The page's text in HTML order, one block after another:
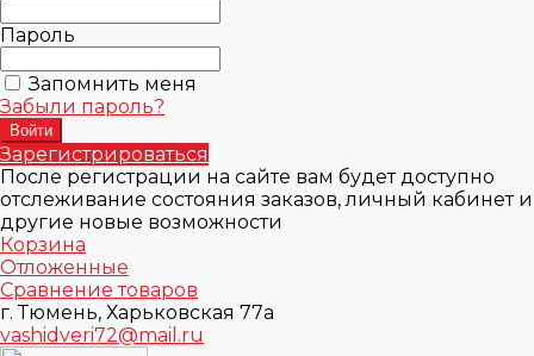
Пароль
Запомнить меня
Забыли пароль?
Зарегистрироваться
После регистрации на сайте вам будет доступно
отслеживание состояния заказов, личный кабинет и
другие новые возможности
Корзина
Отложенные
Сравнение товаров
г. Тюмень, Харьковская 77а
vashidveri72@mail.ru